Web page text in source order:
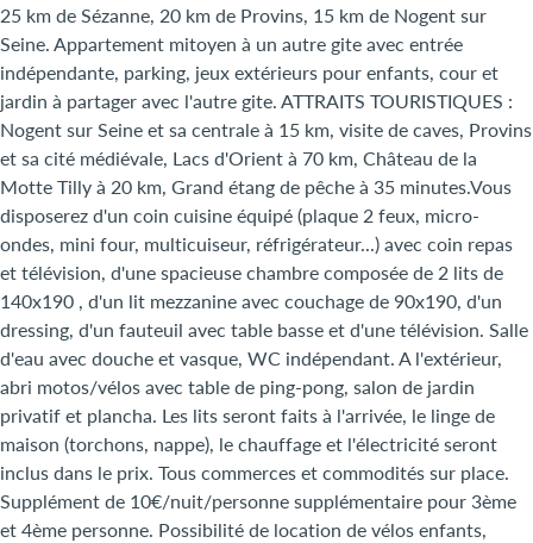
25 km de Sézanne, 20 km de Provins, 15 km de Nogent sur
Seine. Appartement mitoyen à un autre gite avec entrée
indépendante, parking, jeux extérieurs pour enfants, cour et
jardin à partager avec l'autre gite. ATTRAITS TOURISTIQUES :
Nogent sur Seine et sa centrale à 15 km, visite de caves, Provins
et sa cité médiévale, Lacs d'Orient à 70 km, Château de la
Motte Tilly à 20 km, Grand étang de pêche à 35 minutes.Vous
disposerez d'un coin cuisine équipé (plaque 2 feux, micro-
ondes, mini four, multicuiseur, réfrigérateur...) avec coin repas
et télévision, d'une spacieuse chambre composée de 2 lits de
140x190 , d'un lit mezzanine avec couchage de 90x190, d'un
dressing, d'un fauteuil avec table basse et d'une télévision. Salle
d'eau avec douche et vasque, WC indépendant. A l'extérieur,
abri motos/vélos avec table de ping-pong, salon de jardin
privatif et plancha. Les lits seront faits à l'arrivée, le linge de
maison (torchons, nappe), le chauffage et l'électricité seront
inclus dans le prix. Tous commerces et commodités sur place.
Supplément de 10€/nuit/personne supplémentaire pour 3ème
et 4ème personne. Possibilité de location de vélos enfants,